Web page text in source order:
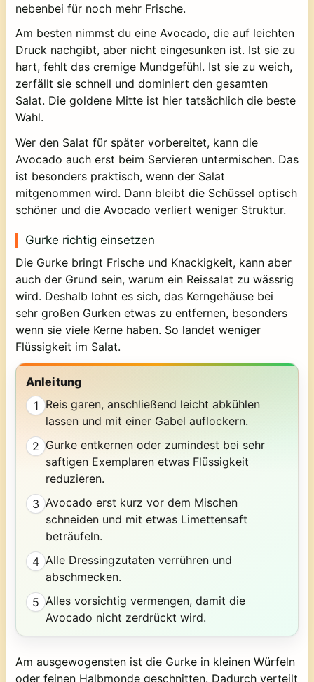
nebenbei für noch mehr Frische.
Am besten nimmst du eine Avocado, die auf leichten
Druck nachgibt, aber nicht eingesunken ist. Ist sie zu
hart, fehlt das cremige Mundgefühl. Ist sie zu weich,
zerfällt sie schnell und dominiert den gesamten
Salat. Die goldene Mitte ist hier tatsächlich die beste
Wahl.
Wer den Salat für später vorbereitet, kann die
Avocado auch erst beim Servieren untermischen. Das
ist besonders praktisch, wenn der Salat
mitgenommen wird. Dann bleibt die Schüssel optisch
schöner und die Avocado verliert weniger Struktur.
Gurke richtig einsetzen
Die Gurke bringt Frische und Knackigkeit, kann aber
auch der Grund sein, warum ein Reissalat zu wässrig
wird. Deshalb lohnt es sich, das Kerngehäuse bei
sehr großen Gurken etwas zu entfernen, besonders
wenn sie viele Kerne haben. So landet weniger
Flüssigkeit im Salat.
Anleitung
1 Reis garen, anschließend leicht abkühlen
lassen und mit einer Gabel auflockern.
2 Gurke entkernen oder zumindest bei sehr
saftigen Exemplaren etwas Flüssigkeit
reduzieren.
3 Avocado erst kurz vor dem Mischen
schneiden und mit etwas Limettensaft
beträufeln.
4 Alle Dressingzutaten verrühren und
abschmecken.
5 Alles vorsichtig vermengen, damit die
Avocado nicht zerdrückt wird.
Am ausgewogensten ist die Gurke in kleinen Würfeln
oder feinen Halbmonde geschnitten. Dadurch verteilt